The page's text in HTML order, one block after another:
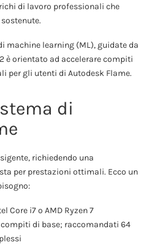
di lavoro professionali che
machine learning (ML), guidate da
è orientato ad accelerare compiti
per gli utenti di Autodesk Flame.
di
richiedendo una
per prestazioni ottimali. Ecco un
Core i7 o AMD Ryzen 7
compiti di base; raccomandati 64